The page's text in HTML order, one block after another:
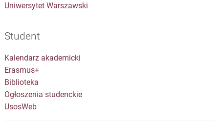
Uniwersytet Warszawski
Student
Kalendarz akademicki
Erasmus+
Biblioteka
Ogłoszenia studenckie
UsosWeb